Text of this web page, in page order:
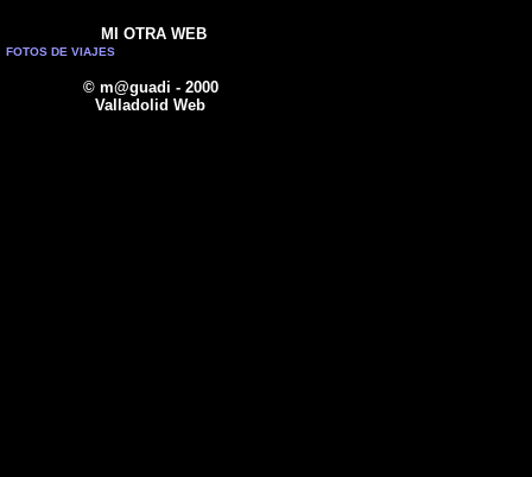
MI OTRA WEB
FOTOS DE VIAJES
© m@guadi - 2000
Valladolid Web